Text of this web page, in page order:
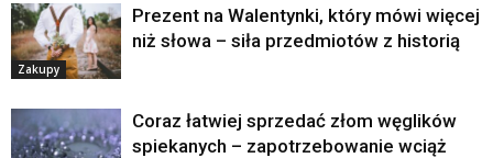
Zakupy
Prezent na Walentynki, który mówi więcej
niż słowa – siła przedmiotów z historią
Coraz łatwiej sprzedać złom węglików
spiekanych – zapotrzebowanie wciąż